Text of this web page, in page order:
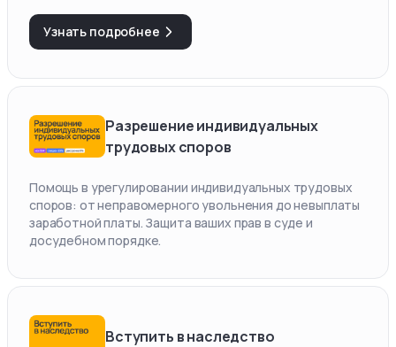
Узнать подробнее
Разрешение индивидуальных
трудовых споров
Помощь в урегулировании индивидуальных трудовых
споров: от неправомерного увольнения до невыплаты
заработной платы. Защита ваших прав в суде и
досудебном порядке.
Вступить в наследство